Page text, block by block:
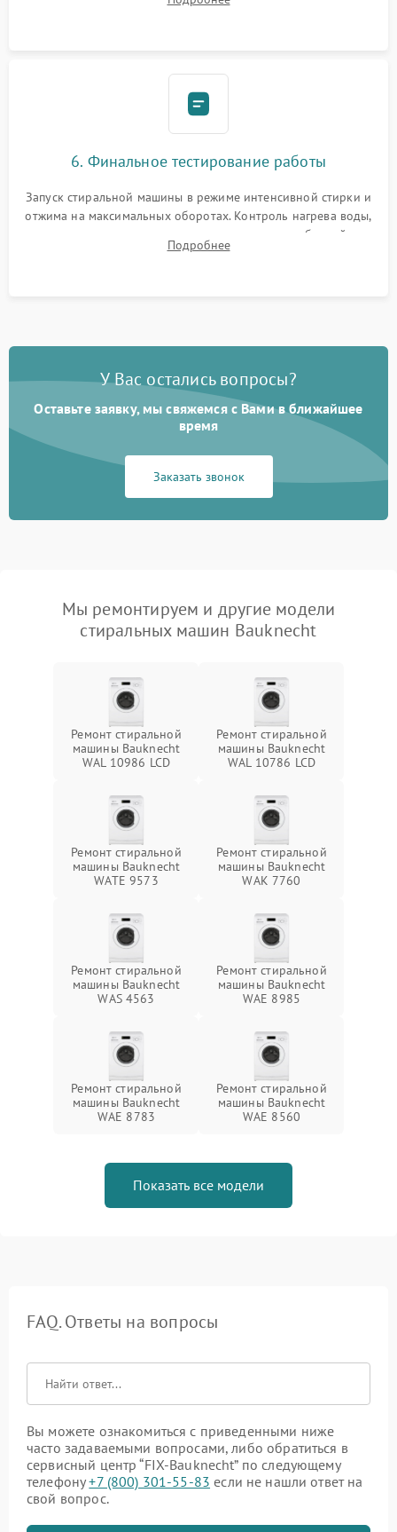
герметиком для предотвращения возможных протечек воды.
6. Финальное тестирование работы
Запуск стиральной машины в режиме интенсивной стирки и
отжима на максимальных оборотах. Контроль нагрева воды,
корректности слива, отсутствия излишних вибраций,
посторонних стуков и протечек под корпусом.
Подробнее
У Вас остались вопросы?
Оставьте заявку, мы свяжемся с Вами в ближайшее
время
Заказать звонок
Мы ремонтируем и другие модели
стиральных машин Bauknecht
Ремонт стиральной
машины Bauknecht
WAL 10986 LCD
Ремонт стиральной
машины Bauknecht
WAL 10786 LCD
Ремонт стиральной
машины Bauknecht
WATE 9573
Ремонт стиральной
машины Bauknecht
WAK 7760
Ремонт стиральной
машины Bauknecht
WAS 4563
Ремонт стиральной
машины Bauknecht
WAE 8985
Ремонт стиральной
машины Bauknecht
WAE 8783
Ремонт стиральной
машины Bauknecht
WAE 8560
Показать все модели
FAQ. Ответы на вопросы
Вы можете ознакомиться с приведенными ниже
часто задаваемыми вопросами, либо обратиться в
сервисный центр “FIX-Bauknecht” по следующему
телефону+7 (800) 301-55-83 если не нашли ответ на
свой вопрос.